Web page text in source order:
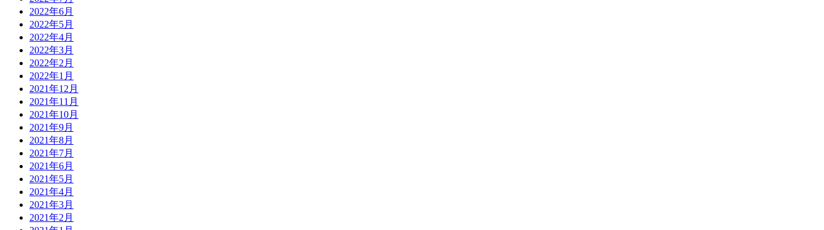
2022年6月
2022年5月
2022年4月
2022年3月
2022年2月
2022年1月
2021年12月
2021年11月
2021年10月
2021年9月
2021年8月
2021年7月
2021年6月
2021年5月
2021年4月
2021年3月
2021年2月